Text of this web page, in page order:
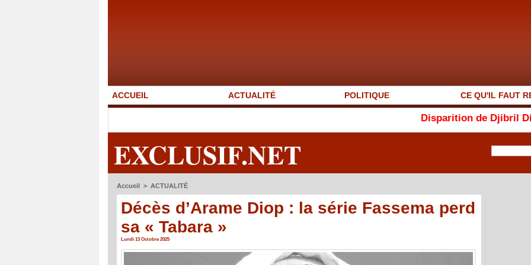
ACCUEIL ACTUALITÉ POLITIQUE CE QU'IL FAUT
Disparition de Djibril Dièye : «
EXCLUSIF.NET
Accueil > ACTUALITÉ
Décès d’Arame Diop : la série Fassema perd
sa « Tabara »
Lundi 13 Octobre 2025